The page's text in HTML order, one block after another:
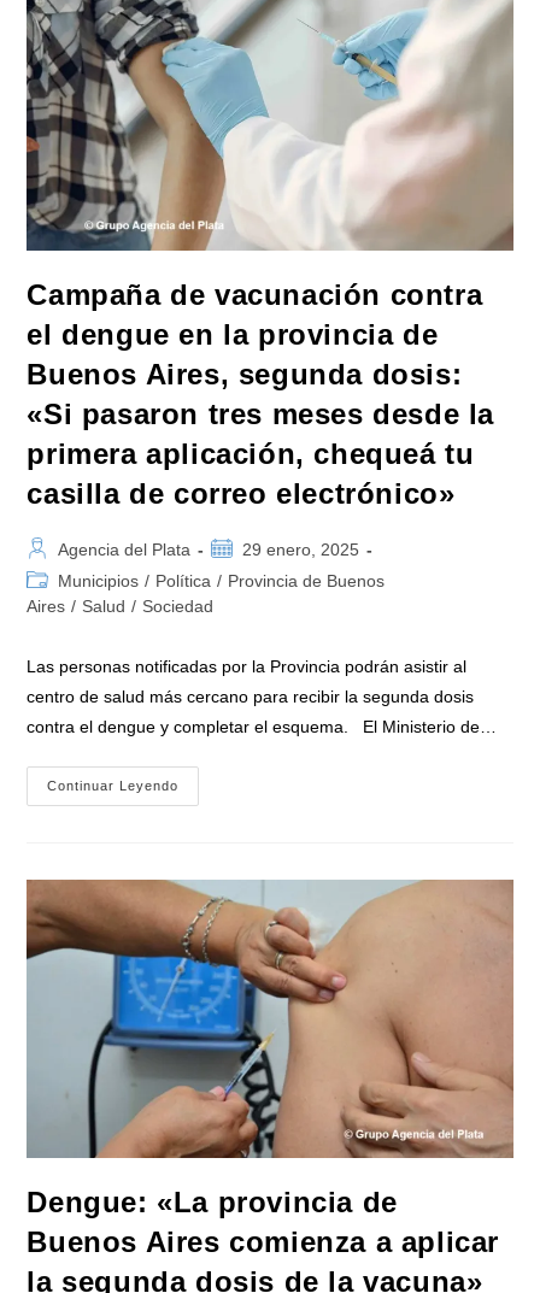
Aplicarse
La
Primera
Y
La
Segunda
Dosis
De
Vacuna»
Campaña de vacunación contra
el dengue en la provincia de
Buenos Aires, segunda dosis:
«Si pasaron tres meses desde la
primera aplicación, chequeá tu
casilla de correo electrónico»
Autor
de
la
Agencia del Plata
Publicación
de
la
29 enero, 2025
Categoría
de
entrada:
Municipios / Política / Provincia de Buenos
Aires / Salud / Sociedad
Las personas notificadas por la Provincia podrán asistir al
centro de salud más cercano para recibir la segunda dosis
contra el dengue y completar el esquema. El Ministerio de…
Continuar Leyendo
De
En
La
Provincia
De
Buenos
Aires,
Segunda
Dosis:
«Si
Pasaron
Tres
Meses
Desde
Primera
Aplicación,
Chequeá
Casilla
De
Electrónico»
Dengue: «La provincia de
Buenos Aires comienza a aplicar
la segunda dosis de la vacuna»